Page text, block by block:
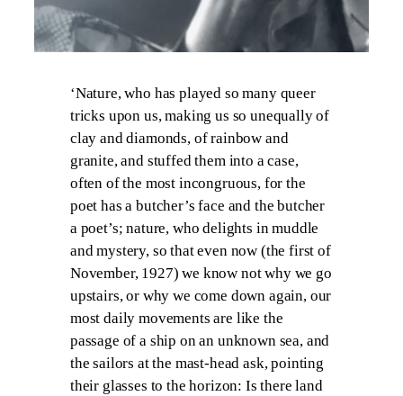
‘Nature, who has played so many queer
tricks upon us, making us so unequally of
clay and diamonds, of rainbow and
granite, and stuffed them into a case,
often of the most incongruous, for the
poet has a butcher’s face and the butcher
a poet’s; nature, who delights in muddle
and mystery, so that even now (the first of
November, 1927) we know not why we go
upstairs, or why we come down again, our
most daily movements are like the
passage of a ship on an unknown sea, and
the sailors at the mast-head ask, pointing
their glasses to the horizon: Is there land